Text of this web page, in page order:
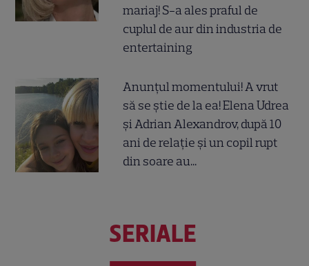
mariaj! S-a ales praful de
cuplul de aur din industria de
entertaining
Anunțul momentului! A vrut
să se știe de la ea! Elena Udrea
și Adrian Alexandrov, după 10
ani de relație și un copil rupt
din soare au...
SERIALE